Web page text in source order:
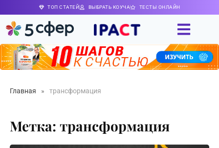
ТОП СТАТЕЙ ВЫБРАТЬ КОУЧА ТЕСТЫ ОНЛАЙН
Главная » трансформация
Метка: трансформация